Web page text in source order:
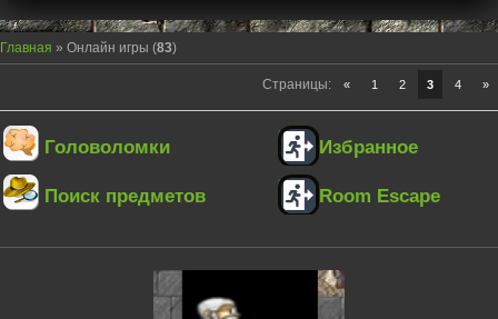
Главная » Онлайн игры (83)
Страницы: « 1 2 3 4 »
Головоломки Избранное
Поиск предметов Room Escape